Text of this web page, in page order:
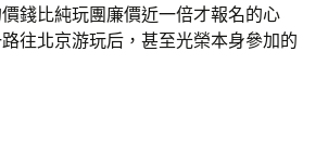
錢比純玩團廉價近一倍才報名的心
往北京游玩后，甚至光榮本身參加的